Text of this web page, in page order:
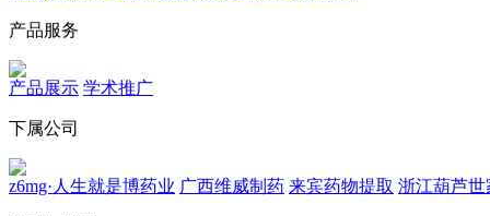
产品服务
产品展示 学术推广
下属公司
z6mg·人生就是博药业 广西维威制药 来宾药物提取 浙江葫芦世